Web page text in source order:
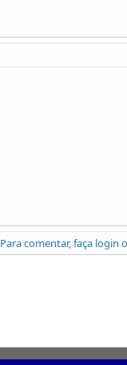
Para comentar, faça login